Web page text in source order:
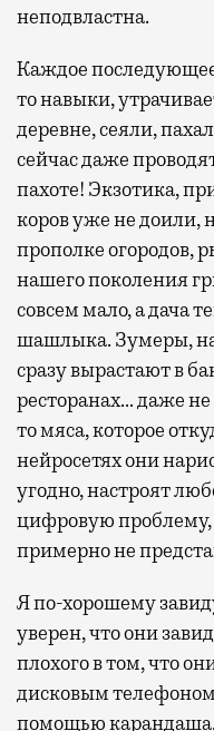
неподвластна.
Каждое
то навыки,
деревне, сеяли,
сейчас даже
пахоте! Экзотика,
коров уже не доили,
прополке огородов,
нашего поколения
совсем мало, а дача
шашлыка. Зумеры,
сразу вырастают в
ресторанах… даже не
то мяса, которое
нейросетях они
угодно, настроят
цифровую проблему,
примерно не
Я по-хорошему
уверен, что они
плохого в том, что
дисковым
помощью